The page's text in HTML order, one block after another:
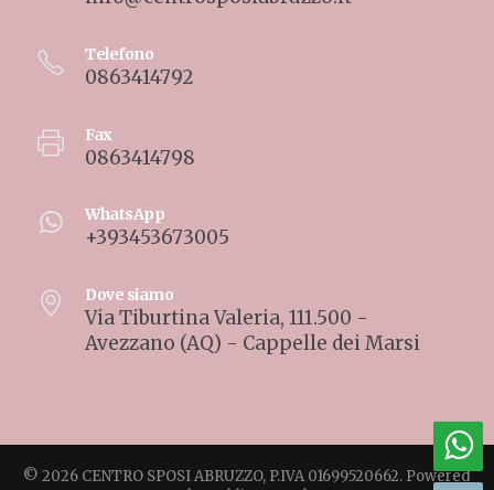
Telefono
0863414792
Fax
0863414798
WhatsApp
+393453673005
Dove siamo
Via Tiburtina Valeria, 111.500 -
Avezzano (AQ) - Cappelle dei Marsi
© 2026 CENTRO SPOSI ABRUZZO, P.IVA 01699520662. Powered